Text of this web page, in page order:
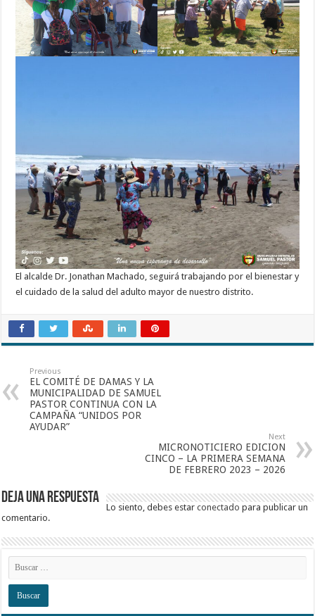
El alcalde Dr. Jonathan Machado, seguirá trabajando por el bienestar y
el cuidado de la salud del adulto mayor de nuestro distrito.
Previous
EL COMITÉ DE DAMAS Y LA
MUNICIPALIDAD DE SAMUEL
PASTOR CONTINUA CON LA
CAMPAÑA “UNIDOS POR
AYUDAR”
Next
MICRONOTICIERO EDICION
CINCO – LA PRIMERA SEMANA
DE FEBRERO 2023 – 2026
Deja una respuesta
Lo siento, debes estarconectado para publicar un
comentario.